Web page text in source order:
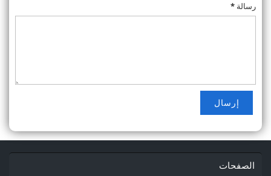
رسالة *
الصفحات